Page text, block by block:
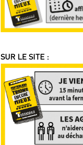
SUR LE SITE :